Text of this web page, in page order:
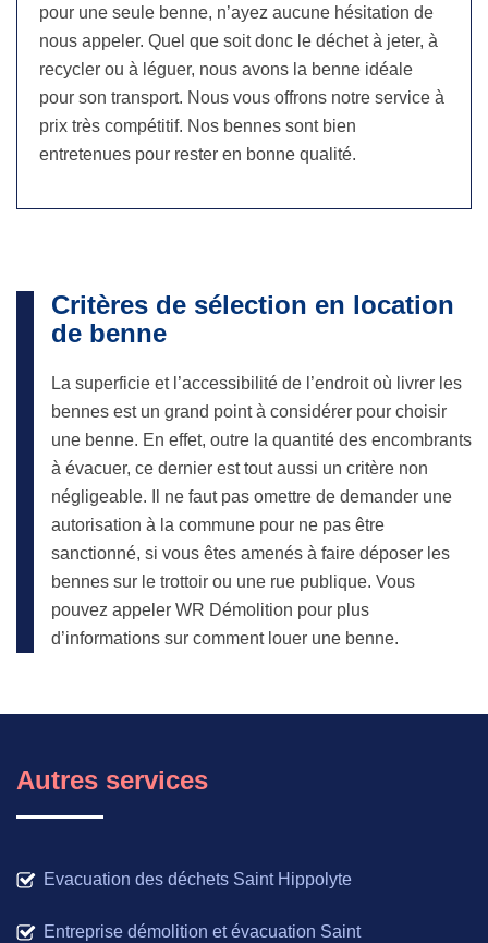
pour une seule benne, n’ayez aucune hésitation de
nous appeler. Quel que soit donc le déchet à jeter, à
recycler ou à léguer, nous avons la benne idéale
pour son transport. Nous vous offrons notre service à
prix très compétitif. Nos bennes sont bien
entretenues pour rester en bonne qualité.
Critères de sélection en location
de benne
La superficie et l’accessibilité de l’endroit où livrer les
bennes est un grand point à considérer pour choisir
une benne. En effet, outre la quantité des encombrants
à évacuer, ce dernier est tout aussi un critère non
négligeable. Il ne faut pas omettre de demander une
autorisation à la commune pour ne pas être
sanctionné, si vous êtes amenés à faire déposer les
bennes sur le trottoir ou une rue publique. Vous
pouvez appeler WR Démolition pour plus
d’informations sur comment louer une benne.
Autres services
Evacuation des déchets Saint Hippolyte
Entreprise démolition et évacuation Saint